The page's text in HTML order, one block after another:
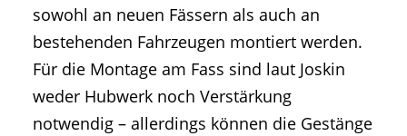
sowohl an neuen Fässern als auch an
bestehenden Fahrzeugen montiert werden.
Für die Montage am Fass sind laut Joskin
weder Hubwerk noch Verstärkung
notwendig – allerdings können die Gestänge